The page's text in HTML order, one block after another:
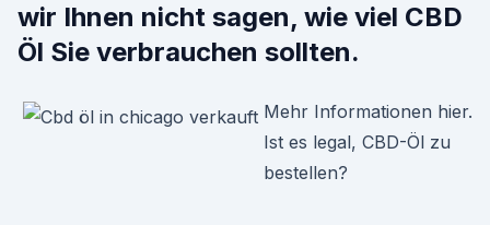
wir Ihnen nicht sagen, wie viel CBD
Öl Sie verbrauchen sollten.
Mehr Informationen hier.
Ist es legal, CBD-Öl zu
bestellen?